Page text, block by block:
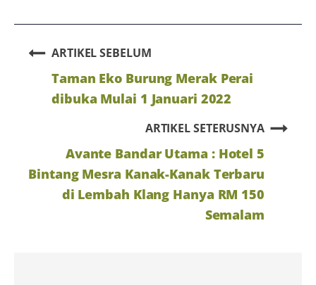
ARTIKEL SEBELUM
Taman Eko Burung Merak Perai
dibuka Mulai 1 Januari 2022
ARTIKEL SETERUSNYA
Avante Bandar Utama : Hotel 5
Bintang Mesra Kanak-Kanak Terbaru
di Lembah Klang Hanya RM 150
Semalam